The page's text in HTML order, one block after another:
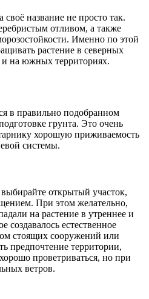
название не просто так.
отливом, а также
Именно по этой
растение в северных
и на южных территориях.
в правильно подобранном
грунта. Это очень
хорошую приживаемость
системы.
открытый участок,
При этом желательно,
на растение в утреннее и
создавалось естественное
стоящих сооружений или
предпочтение территории,
проветриваться, но при
ветров.